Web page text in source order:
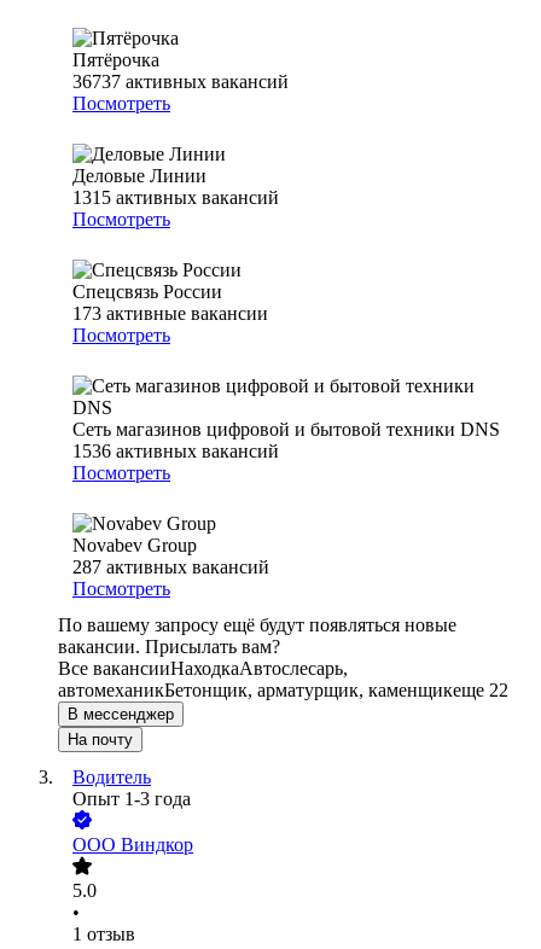
Пятёрочка
36737 активных вакансий
Посмотреть
Деловые Линии
1315 активных вакансий
Посмотреть
Спецсвязь России
173 активные вакансии
Посмотреть
Сеть магазинов цифровой и бытовой техники DNS
1536 активных вакансий
Посмотреть
Novabev Group
287 активных вакансий
Посмотреть
По вашему запросу ещё будут появляться новые
вакансии. Присылать вам?
Все вакансииНаходкаАвтослесарь,
автомеханикБетонщик, арматурщик, каменщикеще 22
В мессенджер
На почту
Водитель
Опыт 1-3 года
ООО Виндкор
5.0
•
1 отзыв